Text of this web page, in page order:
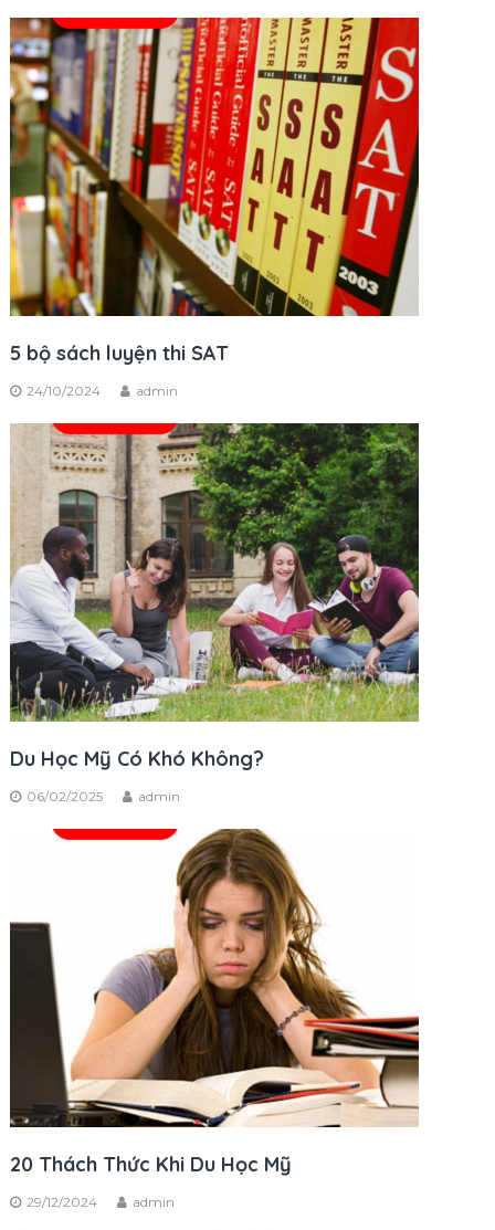
5 bộ sách luyện thi SAT
24/10/2024 admin
Du Học Mỹ Có Khó Không?
06/02/2025 admin
20 Thách Thức Khi Du Học Mỹ
29/12/2024 admin